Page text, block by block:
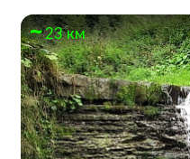
23 км